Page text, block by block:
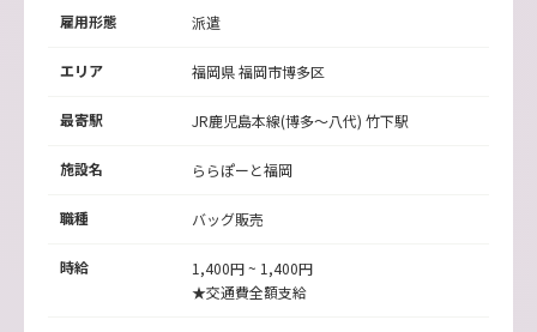
雇用形態 派遣
エリア 福岡県 福岡市博多区
最寄駅 JR鹿児島本線(博多～八代)竹下駅
施設名 ららぽーと福岡
職種 バッグ販売
時給
1,400円 ~ 1,400円
★交通費全額支給